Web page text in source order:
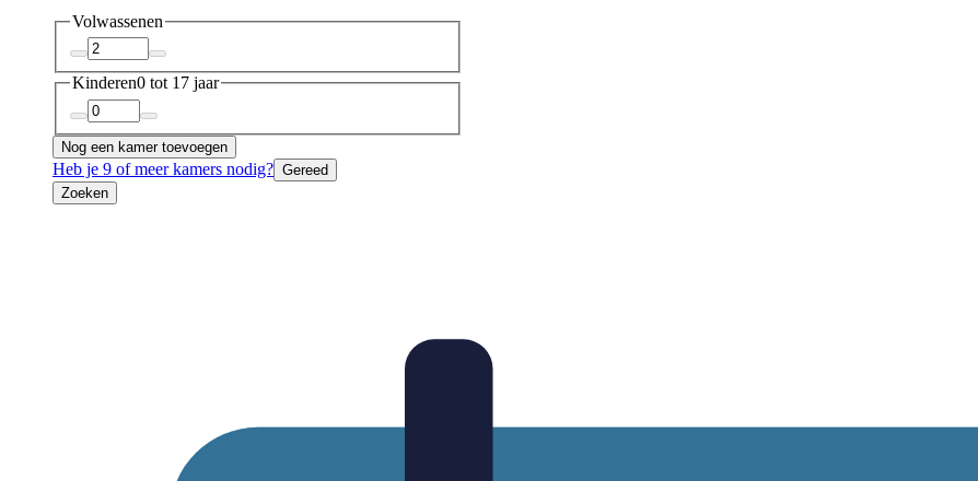
Volwassenen
Kinderen0 tot 17 jaar
Nog een kamer toevoegen
Heb je 9 of meer kamers nodig? Gereed
Zoeken